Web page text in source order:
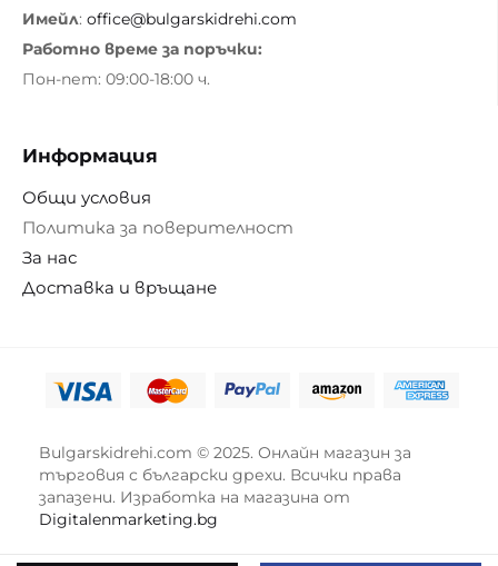
Имейл: office@bulgarskidrehi.com
Работно време за поръчки:
Пон-пет: 09:00-18:00 ч.
Информация
Общи условия
Политика за поверителност
За нас
Доставка и връщане
Bulgarskidrehi.com © 2025. Онлайн магазин за
търговия с български дрехи. Всички права
запазени. Изработка на магазина от
Digitalenmarketing.bg